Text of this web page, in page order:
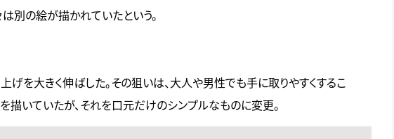
別の絵が描かれていたという。
を大きく伸ばした。その狙いは、大人や男性でも手に取りやすくするこ
描いていたが、それを口元だけのシンプルなものに変更。